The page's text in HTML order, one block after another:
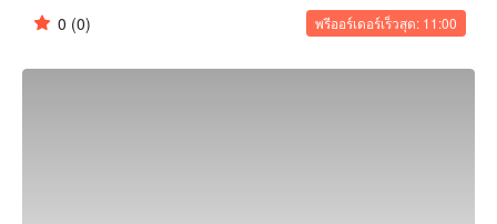
0 (0) พรีออร์เดอร์เร็วสุด: 11:00